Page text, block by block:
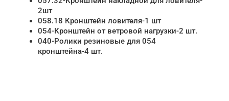
2шт
058.18 Кронштейн ловителя-1 шт
054-Кронштейн от ветровой нагрузки-2 шт.
040-Ролики резиновые для 054
кронштейна-4 шт.